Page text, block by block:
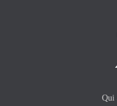
Qui